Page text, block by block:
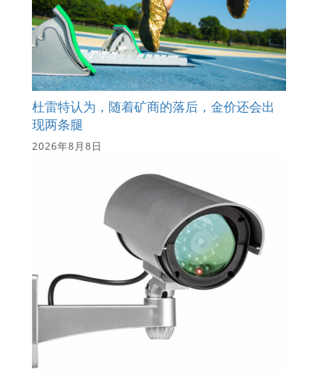
杜雷特认为，随着矿商的落后，金价还会出
现两条腿
2026年8月8日